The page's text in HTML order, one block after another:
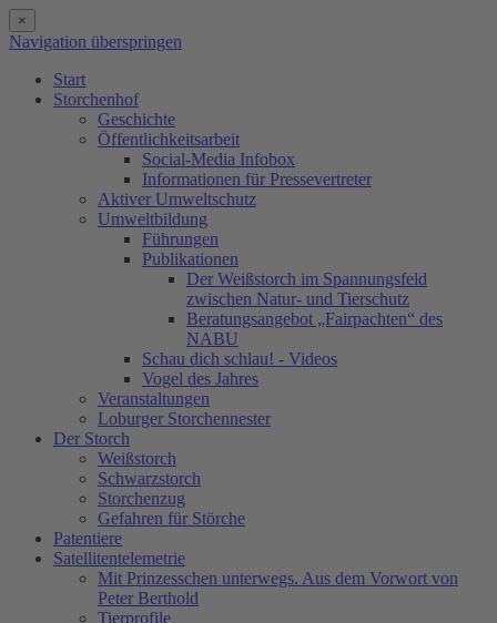
×
Navigation überspringen
Start
Storchenhof
Geschichte
Öffentlichkeitsarbeit
Social-Media Infobox
Informationen für Pressevertreter
Aktiver Umweltschutz
Umweltbildung
Führungen
Publikationen
Der Weißstorch im Spannungsfeld
zwischen Natur- und Tierschutz
Beratungsangebot „Fairpachten“ des
NABU
Schau dich schlau! - Videos
Vogel des Jahres
Veranstaltungen
Loburger Storchennester
Der Storch
Weißstorch
Schwarzstorch
Storchenzug
Gefahren für Störche
Patentiere
Satellitentelemetrie
Mit Prinzesschen unterwegs. Aus dem Vorwort von
Peter Berthold
Tierprofile